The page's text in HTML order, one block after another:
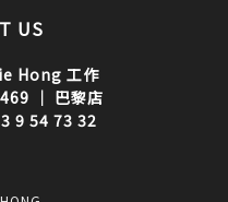
US
Hong 工作
｜ 巴黎店
9 54 73 32